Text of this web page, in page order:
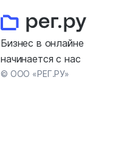
Бизнес в онлайне
начинается с нас
© ООО «РЕГ.РУ»